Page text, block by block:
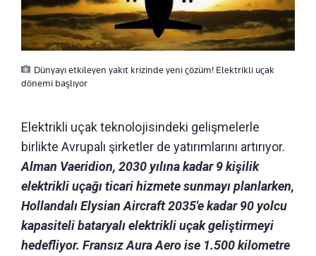
Dünyayı etkileyen yakıt krizinde yeni çözüm! Elektrikli uçak
dönemi başlıyor
Elektrikli uçak teknolojisindeki gelişmelerle
birlikte Avrupalı şirketler de yatırımlarını artırıyor.
Alman Vaeridion, 2030 yılına kadar 9 kişilik
elektrikli uçağı ticari hizmete sunmayı planlarken,
Hollandalı Elysian Aircraft 2035'e kadar 90 yolcu
kapasiteli bataryalı elektrikli uçak geliştirmeyi
hedefliyor. Fransız Aura Aero ise 1.500 kilometre